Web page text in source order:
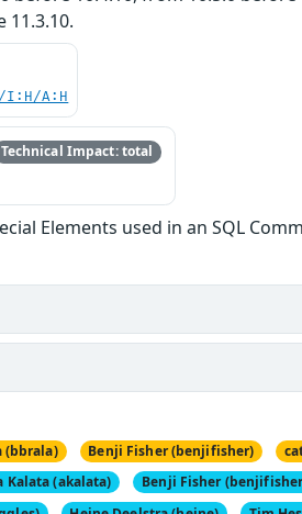
11.3.10.
I:H/A:H
Technical Impact: total
Elements used in an SQL
(bbrala) Benji Fisher (benjifisher)
Kalata (akalata) Benji Fisher